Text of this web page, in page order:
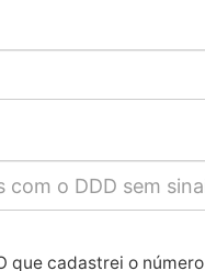
que cadastrei o